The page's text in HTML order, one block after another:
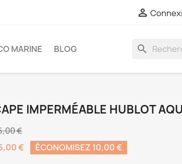

MARINE BLOG search
IMPERMÉABLE HUBLOT
€
€
ÉCONOMISEZ 10,00 €